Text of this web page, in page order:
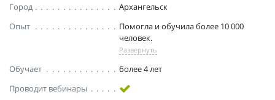
Город
Архангельск
Опыт
Помогла и обучила более 10 000
человек.
Развернуть
Обучает
более 4 лет
Проводит вебинары